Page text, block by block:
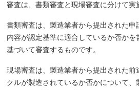
審査は、書類審査と現場審査に分けて実
書類審査は、製造業者から提出された
内容が認定基準に適合しているか否かを
基づいて審査するものです。
現場審査は、製造業者から提出された
クルが製造されているか否かについて、